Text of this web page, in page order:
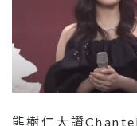
熊樹仁大讚